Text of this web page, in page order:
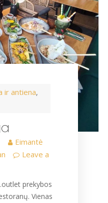
ir antiena,
Eimantė
Leave a
prekybos
Vienas